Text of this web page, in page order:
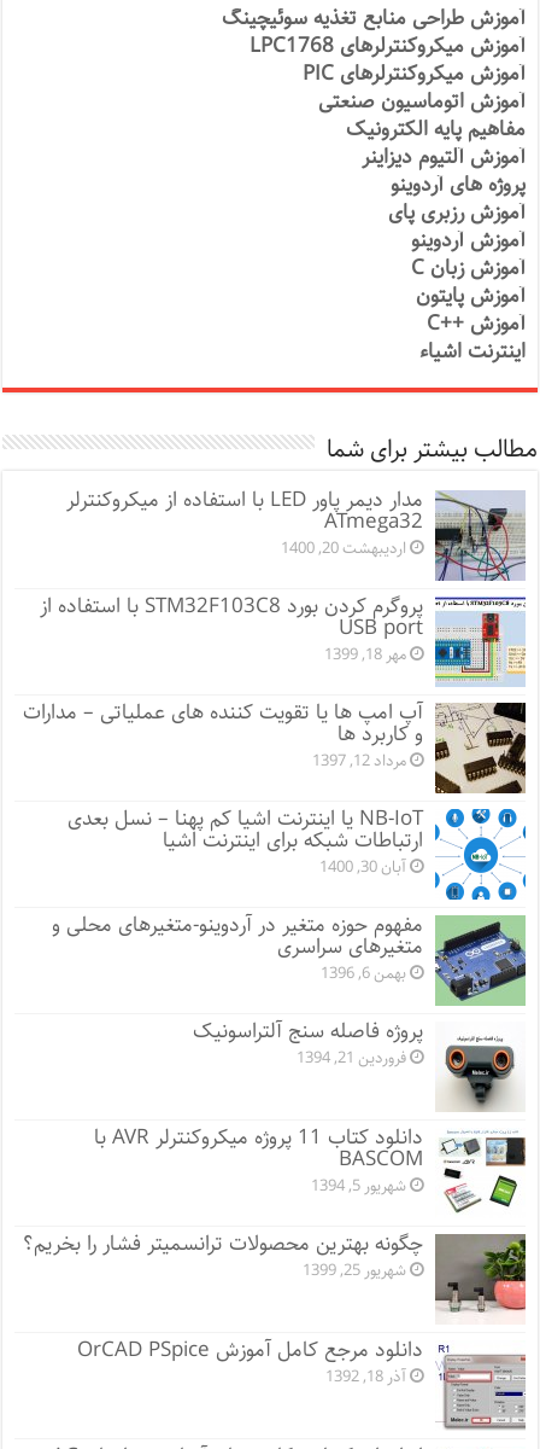
آموزش طراحی منابع تغذیه سوئیچینگ
آموزش میکروکنترلرهای LPC1768
آموزش میکروکنترلرهای PIC
آموزش اتوماسیون صنعتی
مفاهیم پایه الکترونیک
آموزش آلتیوم دیزاینر
پروژه های آردوینو
آموزش رزبری پای
آموزش آردوینو
آموزش زبان C
آموزش پایتون
آموزش ++C
اینترنت اشیاء
مطالب بیشتر برای شما
مدار دیمر پاور LED با استفاده از میکروکنترلر
ATmega32
اردیبهشت 20, 1400
پروگرم کردن بورد STM32F103C8 با استفاده از
USB port
مهر 18, 1399
آپ امپ ها یا تقویت کننده های عملیاتی – مدارات
و کاربرد ها
مرداد 12, 1397
NB-IoT یا اینترنت اشیا کم پهنا – نسل بعدی
ارتباطات شبکه برای اینترنت اشیا
آبان 30, 1400
مفهوم حوزه متغیر در آردوینو-متغیرهای محلی و
متغیرهای سراسری
بهمن 6, 1396
پروژه فاصله سنج آلتراسونیک
فروردین 21, 1394
دانلود کتاب 11 پروژه میکروکنترلر AVR با
BASCOM
شهریور 5, 1394
چگونه بهترین محصولات ترانسمیتر فشار را بخریم؟
شهریور 25, 1399
دانلود مرجع کامل آموزش OrCAD PSpice
آذر 18, 1392